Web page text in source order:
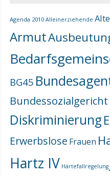
Agenda 2010 Alleinerziehende
Armut
BG45
Bundessozialgericht
Diskriminierung
Erwerbslose Frauen
Hartz IV Härtefallregelung